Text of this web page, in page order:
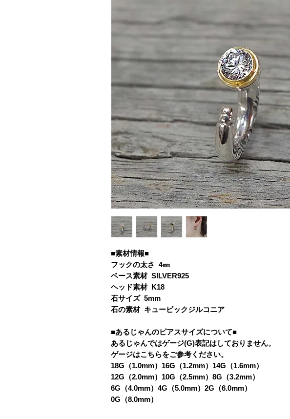
■素材情報■
フックの太さ 4㎜
ベース素材 SILVER925
ヘッド素材 K18
石サイズ 5mm
石の素材 キュービックジルコニア
■あるじゃんのピアスサイズについて■
あるじゃんではゲージ(G)表記はしておりません。
ゲージはこちらをご参考ください。
18G（1.0mm）16G（1.2mm）14G（1.6mm）
12G（2.0mm）10G（2.5mm）8G（3.2mm）
6G（4.0mm）4G（5.0mm）2G（6.0mm）
0G（8.0mm）